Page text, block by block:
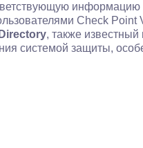
информацию
Check
, также
системой защиты,